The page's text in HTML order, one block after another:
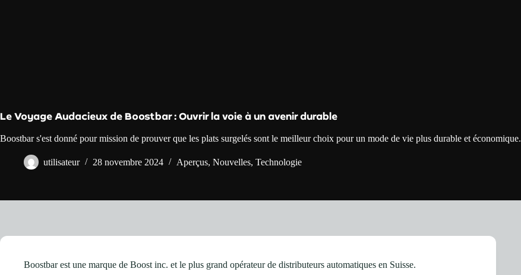
Le Voyage Audacieux de Boostbar : Ouvrir la voie à un avenir durable
Boostbar s'est donné pour mission de prouver que les plats surgelés sont le meilleur choix pour un mode de vie plus durable et économique.
utilisateur 28 novembre 2024 Aperçus, Nouvelles, Technologie
Boostbar est une marque de Boost inc. et le plus grand opérateur de distributeurs automatiques en Suisse.